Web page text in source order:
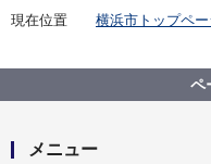
現在位置 横浜市トップペー
介護保険以外の
ヨコハマあんしペ
メニュー